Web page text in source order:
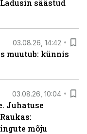
säästud
03.08.26, 14:42
muutub: künnis
03.08.26, 10:04
Juhatuse
mõju